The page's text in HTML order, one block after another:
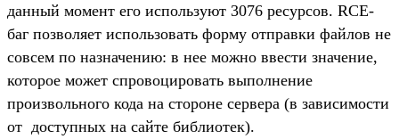
данный момент его используют 3076 ресурсов. RCE-
баг позволяет использовать форму отправки файлов не
совсем по назначению: в нее можно ввести значение,
которое может спровоцировать выполнение
произвольного кода на стороне сервера (в зависимости
от доступных на сайте библиотек).